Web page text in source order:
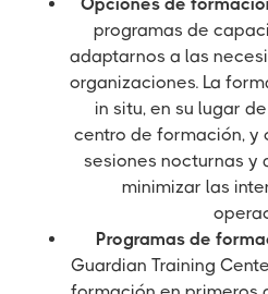
programas de
adaptarnos a las
organizaciones. La
in situ, en su lugar
centro de formación, y
sesiones nocturnas y
minimizar las
Programas de
Guardian Training